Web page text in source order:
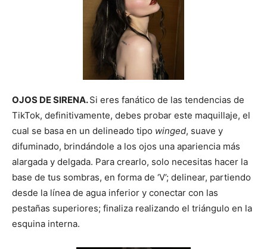
OJOS DE SIRENA.Si eres fanático de las tendencias de
TikTok, definitivamente, debes probar este maquillaje, el
cual se basa en un delineado tipo winged, suave y
difuminado, brindándole a los ojos una apariencia más
alargada y delgada. Para crearlo, solo necesitas hacer la
base de tus sombras, en forma de ‘V’; delinear, partiendo
desde la línea de agua inferior y conectar con las
pestañas superiores; finaliza realizando el triángulo en la
esquina interna.